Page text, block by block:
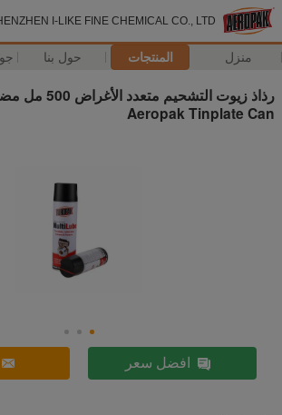
I-LIKE FINE CHEMICAL CO., LTD
منزل المنتجات حول بنا
رذاذ زيوت
Aeropak Tinplate Can
افضل سعر